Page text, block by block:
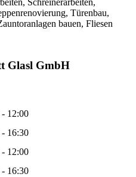
Türenbau,
bauen, Fliesen
Glasl GmbH
12:00
- 16:30
12:00
- 16:30